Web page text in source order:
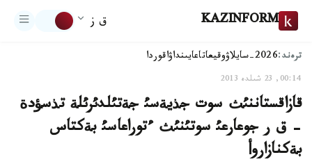
KAZINFORM ق ز
ترەند:2026-سايلاۋ وقيعاتاعايىنداۋاقوردا
00:14, 23 شىلدە 2013
قازاقستاننئث سوت جذيةسئ جةتئلدئرئلة تذسؤدة
- ق ر جوعارعئ سوتئنئث ءتوراعاسئ بةكتاس
بةكنازاروأ